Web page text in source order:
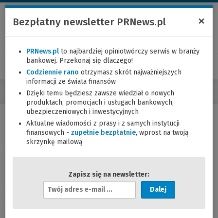
IKE w PKO/CREDIT SUISSE
W PKO/CREDIT SUISSE Indywidualne Konto Emerytalne
zostanie oparte na pełnej ofercie Towarzystwa, tj. na
×
Bezpłatny newsletter PRNews.pl
PRNews.pl to najbardziej opiniotwórczy serwis w branży
bankowej. Przekonaj się dlaczego!
Codziennie rano otrzymasz skrót najważniejszych
informacji ze świata finansów
Dzięki temu będziesz zawsze wiedział o nowych
produktach, promocjach i usługach bankowych,
ubezpieczeniowych i inwestycyjnych
Aktualne wiadomości z prasy i z samych instytucji
finansowych - zupełnie bezpłatnie, wprost na twoją
skrzynkę mailową
Zapisz się na newsletter: